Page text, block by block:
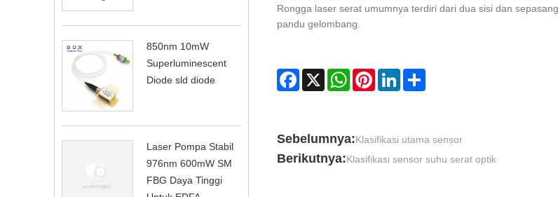
850nm 10mW
Superluminescent
Diode sld diode
Laser Pompa Stabil
976nm 600mW SM
FBG Daya Tinggi
Rongga laser serat umumnya terdiri dari dua sisi dan
pandu gelombang.
Facebook
X WhatsAppPinterestLinkedInShare
Sebelumnya:Klasifikasi utama sensor
Berikutnya:Klasifikasi sensor suhu serat optik